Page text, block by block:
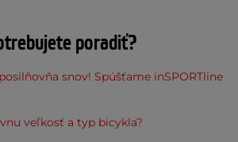
poradiť?
snov! Spúšťame inSPORTline
veľkosť a typ bicykla?